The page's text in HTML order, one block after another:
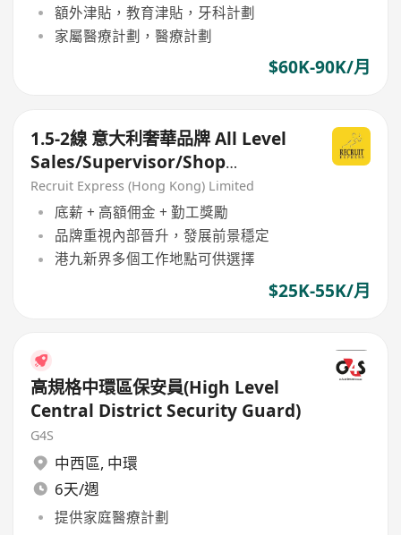
額外津貼，教育津貼，牙科計劃
家屬醫療計劃，醫療計劃
$60K-90K/月
1.5-2線 意大利奢華品牌 All Level
Sales/Supervisor/Shop
Manager 25-60k (Open可傾!)
Recruit Express (Hong Kong) Limited
底薪 + 高額佣金 + 勤工獎勵
品牌重視內部晉升，發展前景穩定
港九新界多個工作地點可供選擇
$25K-55K/月
高規格中環區保安員(High Level
Central District Security Guard)
G4S
中西區, 中環
6天/週
提供家庭醫療計劃